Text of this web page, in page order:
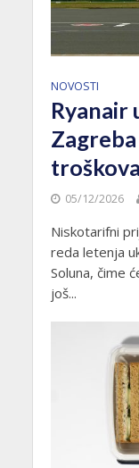
NOVOSTI
Ryanair
troškova
05/12/2026
Niskotarifni
reda letenja
Soluna, čime
još...